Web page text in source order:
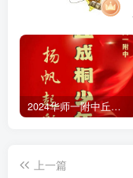
2024华师一附中丘班游园考试真题
上一篇